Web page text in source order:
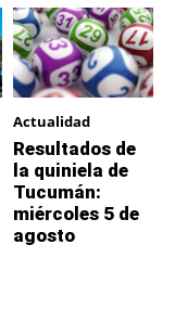
Actualidad
Resultados de
la quiniela de
Tucumán:
miércoles 5 de
agosto